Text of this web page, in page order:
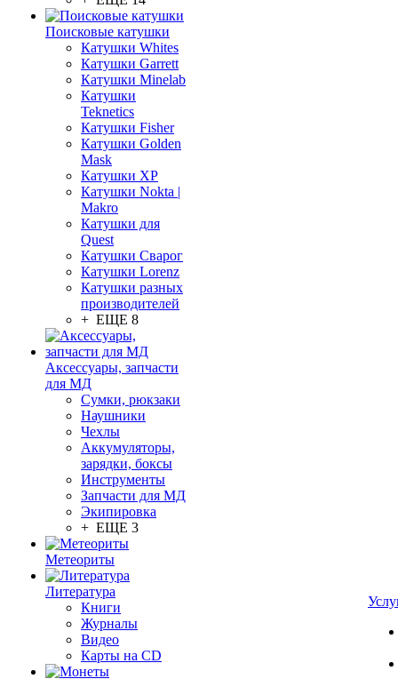
Поисковые катушки
Катушки Whites
Катушки Garrett
Катушки Minelab
Катушки
Teknetics
Катушки Fisher
Катушки Golden
Mask
Катушки XP
Катушки Nokta |
Makro
Катушки для
Quest
Катушки Сварог
Катушки Lorenz
Катушки разных
производителей
+ ЕЩЕ 8
Аксессуары, запчасти
для МД
Сумки, рюкзаки
Наушники
Чехлы
Аккумуляторы,
зарядки, боксы
Инструменты
Запчасти для МД
Экипировка
+ ЕЩЕ 3
Метеориты
Литература
Книги
Журналы
Видео
Карты на CD